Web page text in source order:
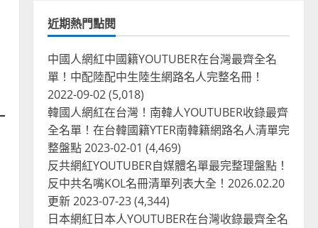
近期熱門點閱
中國人網紅中國籍YOUTUBER在台灣最齊全名
單！中配陸配中生陸生網路名人完整名冊！
2022-09-02(5,018)
韓國人網紅在台灣！南韓人YOUTUBER收錄最齊
全名單！在台韓國籍YTER南韓籍網路名人清單完
整盤點2023-02-01 (4,469)
反共網紅YOUTUBER自媒體名單最完整理盤點！
反中共名嘴KOL名冊清單列表大全！2026.02.20
更新2023-07-23(4,344)
日本網紅日本人YOUTUBER在台灣收錄最齊全名